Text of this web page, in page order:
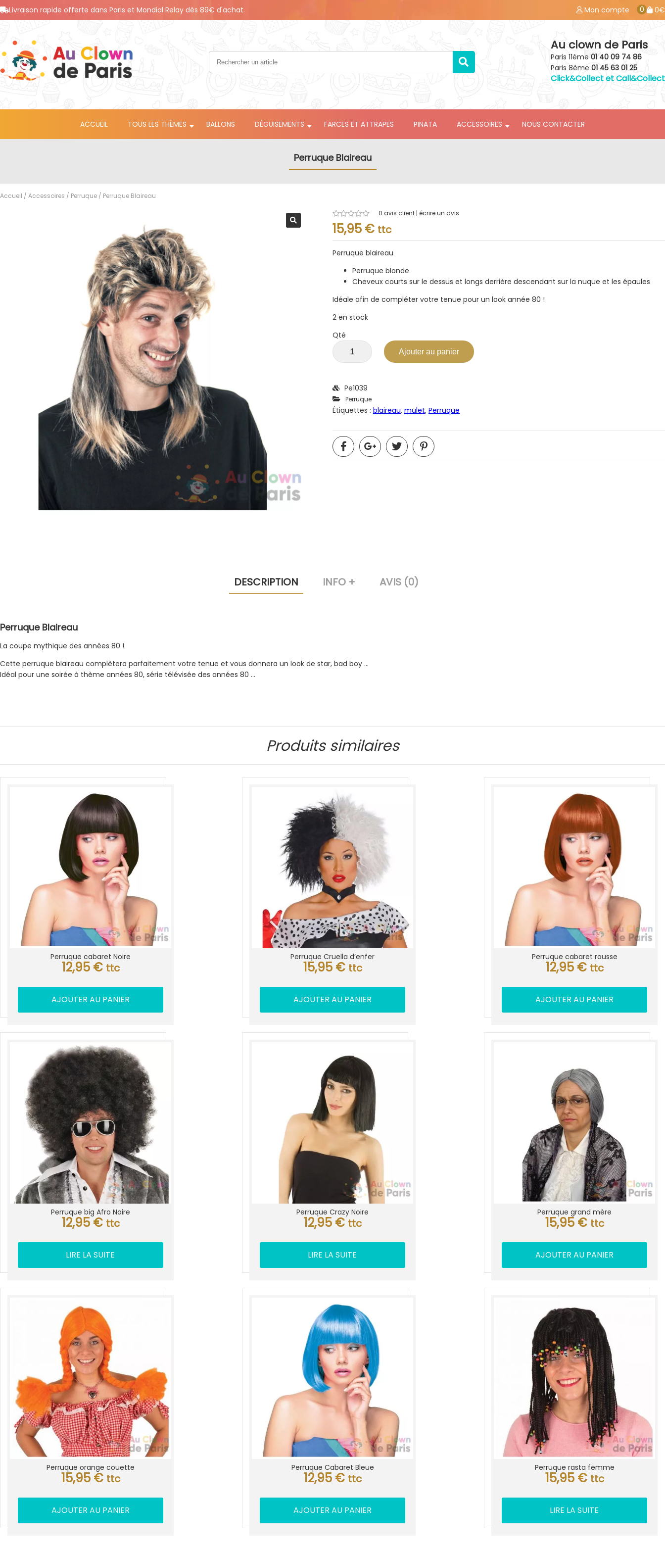
Livraison rapide offerte dans Paris et Mondial Relay dès 89€ d'achat. Mon compte 0 0€
Au clown de Paris
Paris 11ème 01 40 09 74 86
Paris 8ème 01 45 63 01 25
Click&Collect et Call&Collect
ACCUEIL TOUS LES THÈMES BALLONS DÉGUISEMENTS FARCES ET ATTRAPES PINATA ACCESSOIRES NOUS CONTACTER
Perruque Blaireau
Accueil / Accessoires / Perruque / Perruque Blaireau
Note
0.001
0 avis client | écrire un avis
15,95 € ttc
Perruque blaireau
Perruque blonde
Cheveux courts sur le dessus et longs derrière descendant sur la nuque et les épaules
Idéale afin de compléter votre tenue pour un look année 80 !
2 en stock
Qté
Ajouter au panier
Pe1039
Perruque
Étiquettes : blaireau, mulet, Perruque
DESCRIPTION INFO + AVIS (0)
Perruque Blaireau
La coupe mythique des années 80 !
Cette perruque blaireau complètera parfaitement votre tenue et vous donnera un look de star, bad boy …
Idéal pour une soirée à thème années 80, série télévisée des années 80 …
Produits similaires
Perruque cabaret Noire
12,95 € ttc
AJOUTER AU PANIER
Perruque Cruella d’enfer
15,95 € ttc
AJOUTER AU PANIER
Perruque cabaret rousse
12,95 € ttc
AJOUTER AU PANIER
Perruque big Afro Noire
12,95 € ttc
LIRE LA SUITE
Perruque Crazy Noire
12,95 € ttc
LIRE LA SUITE
Perruque grand mère
15,95 € ttc
AJOUTER AU PANIER
Perruque orange couette
15,95 € ttc
AJOUTER AU PANIER
Perruque Cabaret Bleue
12,95 € ttc
AJOUTER AU PANIER
Perruque rasta femme
15,95 € ttc
LIRE LA SUITE